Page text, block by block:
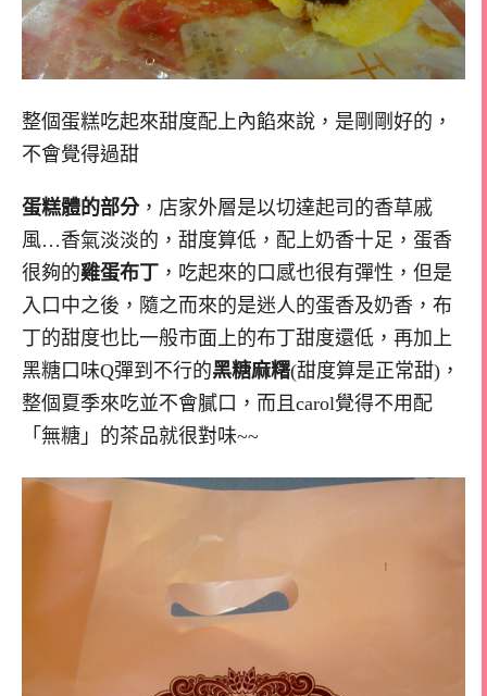
整個蛋糕吃起來甜度配上內餡來說，是剛剛好的，
不會覺得過甜
蛋糕體的部分，店家外層是以切達起司的香草戚
風…香氣淡淡的，甜度算低，配上奶香十足，蛋香
很夠的雞蛋布丁 ，吃起來的口感也很有彈性，但是
入口中之後，隨之而來的是迷人的蛋香及奶香，布
丁的甜度也比一般市面上的布丁甜度還低，再加上
黑糖口味Q彈到不行的黑糖麻糬(甜度算是正常甜)，
整個夏季來吃並不會膩口，而且carol覺得不用配
「無糖」的茶品就很對味~~